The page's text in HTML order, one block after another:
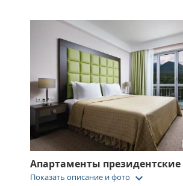
Апартаменты
Показать описание и фото keyboard_arrow_down